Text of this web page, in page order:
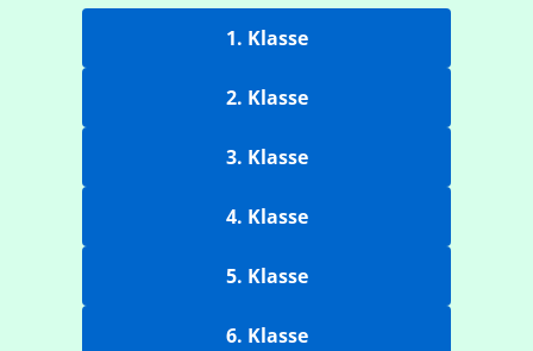
1. Klasse
2. Klasse
3. Klasse
4. Klasse
5. Klasse
6. Klasse